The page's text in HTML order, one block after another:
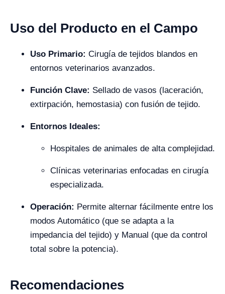
Uso del Producto en el Campo
Uso Primario: Cirugía de tejidos blandos en
entornos veterinarios avanzados.
Función Clave: Sellado de vasos (laceración,
extirpación, hemostasia) con fusión de tejido.
Entornos Ideales:
Hospitales de animales de alta complejidad.
Clínicas veterinarias enfocadas en cirugía
especializada.
Operación: Permite alternar fácilmente entre los
modos Automático (que se adapta a la
impedancia del tejido) y Manual (que da control
total sobre la potencia).
Recomendaciones